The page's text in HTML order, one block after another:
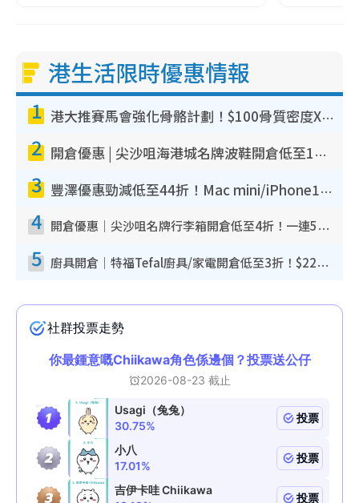
港生活限時優惠情報
1 港大推賽馬會強化骨骼計劃！$100骨質密度X光檢查 完成免費運動訓練送超市禮券！附參加資格
2 開倉優惠 | 尖沙咀海港城名牌波鞋開倉低至1折！On鞋$899起／Joy&Peace鞋履$98起
3 豐澤優惠勁減低至44折！Mac mini/iPhone17Pro大減價！廚房家電$220起
4 開倉優惠｜尖沙咀名牌行李箱開倉低至4折！一連5日 American Tourister/ace./Hallmark $200起！
5 廚具開倉｜特福Tefal廚具/家電開倉低至3折！$220起買平底鍋/炒鑊/湯煲！電飯煲/吸塵機/燙斗$418起